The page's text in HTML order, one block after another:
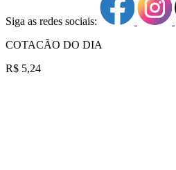
Siga as redes sociais:
COTACÃO DO DIA
R$ 5,24